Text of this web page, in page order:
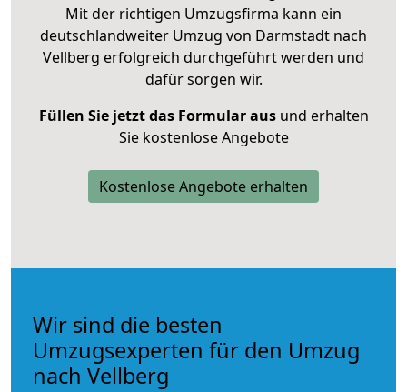
Mit der richtigen Umzugsfirma kann ein
deutschlandweiter Umzug von Darmstadt nach
Vellberg erfolgreich durchgeführt werden und
dafür sorgen wir.
Füllen Sie jetzt das Formular ausund erhalten
Sie kostenlose Angebote
Kostenlose Angebote erhalten
Wir sind die besten
Umzugsexperten für den Umzug
nach Vellberg